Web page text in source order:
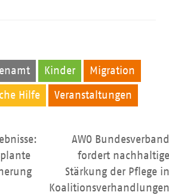
Kinder Migration
Hilfe Veranstaltungen
Nächster
Beitrag:
AWO Bundesverband
fordert nachhaltige
Stärkung der Pflege in
Koalitionsverhandlungen